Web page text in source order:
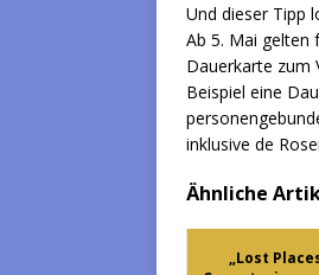
Und dieser Tipp
Ab 5. Mai gelten
Dauerkarte zum
Beispiel eine
inklusive de
Ähnliche
„Lost